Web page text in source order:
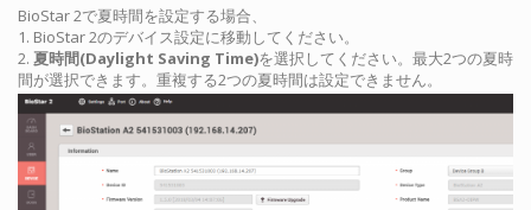
BioStar 2で夏時間を設定する場合、
1. BioStar 2のデバイス設定に移動してください。
2. 夏時間(Daylight Saving Time)を選択してください。最大2つの夏時
間が選択できます。重複する2つの夏時間は設定できません。